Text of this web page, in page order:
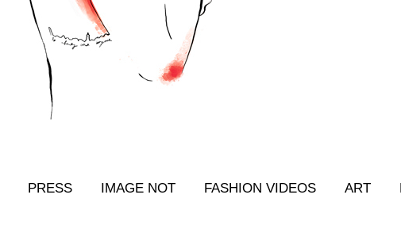
PRESS IMAGE NOT FASHION VIDEOS ART